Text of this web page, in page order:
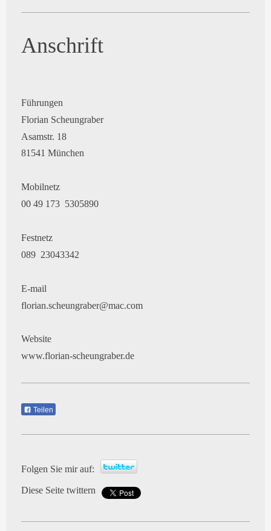
Anschrift
Führungen
Florian Scheungraber
Asamstr. 18
81541 München
Mobilnetz
00 49 173 5305890
Festnetz
089 23043342
E-mail
florian.scheungraber@mac.com
Website
www.florian-scheungraber.de
Teilen
Folgen Sie mir auf:
Diese Seite twittern